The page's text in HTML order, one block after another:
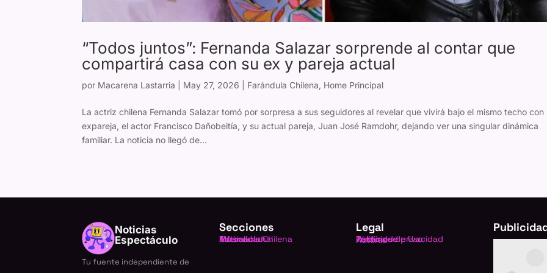
“Todos juntos”: Fernanda Salazar sorprende al contar que
compartirá casa con su ex y pareja actual
por Macarena Lastarria May 27, 2026 Farándula Chilena, Home Principal
La actriz chilena Fernanda Salazar tomó por sorpresa a sus seguidores al revelar que vivirá bajo el mismo techo con
expareja, el actor Francisco Dañobeitía, y su actual pareja, Juan José Ramdohr, dejando ver una singular dinámica
familiar. La noticia no llegó de...
Noticias
Espectáculo
Tu fuente independiente de
Secciones
Farándula Chilena
Internacional
TV
Música
Actualidad
Legal
Política de privacidad
Términos de Uso
Publicidad
Autores